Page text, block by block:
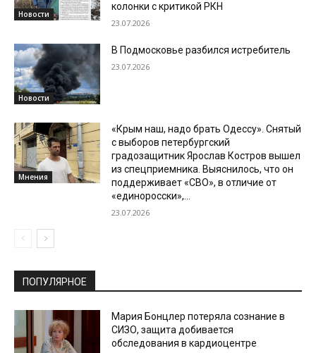
Новости
колонки с критикой РКН
23.07.2026
Новости
В Подмосковье разбился истребитель
23.07.2026
Мнения
«Крым наш, надо брать Одессу». Снятый
с выборов петербургский
градозащитник Ярослав Костров вышел
из спецприемника. Выяснилось, что он
поддерживает «СВО», в отличие от
«единоросски»,...
23.07.2026
ПОПУЛЯРНОЕ
Мария Бонцлер потеряла сознание в
СИЗО, защита добивается
обследования в кардиоцентре